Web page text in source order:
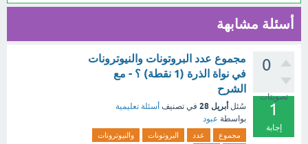
أسئلة مشابهة
0
تصويتات
1
إجابة
مجموع عدد البروتونات والنيوترونات
في نواة الذرة (1 نقطة) ؟ - مع
الشرح
سُئل أبريل 28 في تصنيف أسئلة تعليمية
بواسطة عبود
مجموع عدد البروتونات
والنيوترونات